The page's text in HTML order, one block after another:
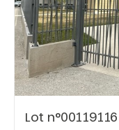
Lot n°00119116